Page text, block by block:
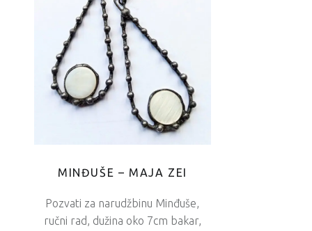
MINĐUŠE – MAJA ZEI
Pozvati za narudžbinu Minđuše,
ručni rad, dužina oko 7cm bakar,